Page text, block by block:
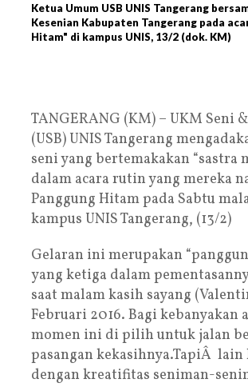
Ketua Umum USB UNIS Tangerang
Kesenian Kabupaten Tangerang pada
Hitam" di kampus UNIS, 13/2 (dok. KM)
TANGERANG (KM) – UKM Seni
(USB) UNIS Tangerang
seni yang bertemakakan “sastra
dalam acara rutin yang mereka
Panggung Hitam pada Sabtu
kampus UNIS Tangerang, (13/2)
Gelaran ini merupakan
yang ketiga dalam
saat malam kasih sayang
Februari 2016. Bagi kebanyakan
momen ini di pilih untuk jalan
pasangan kekasihnya.TapiÂ lain
dengan kreatifitas seniman-